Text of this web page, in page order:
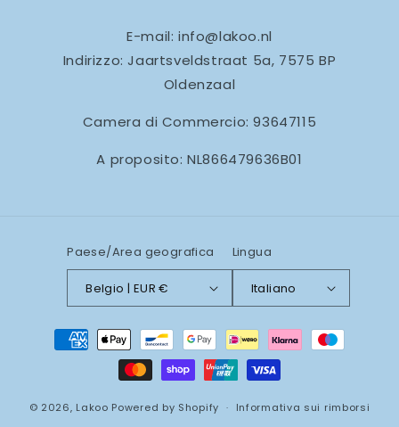
E-mail: info@lakoo.nl
Indirizzo: Jaartsveldstraat 5a, 7575 BP
Oldenzaal
Camera di Commercio: 93647115
A proposito: NL866479636B01
Paese/Area geografica
Belgio | EUR €
Lingua
Italiano
Metodi
© 2026, Lakoo Powered by Shopify Informativa sui rimborsi